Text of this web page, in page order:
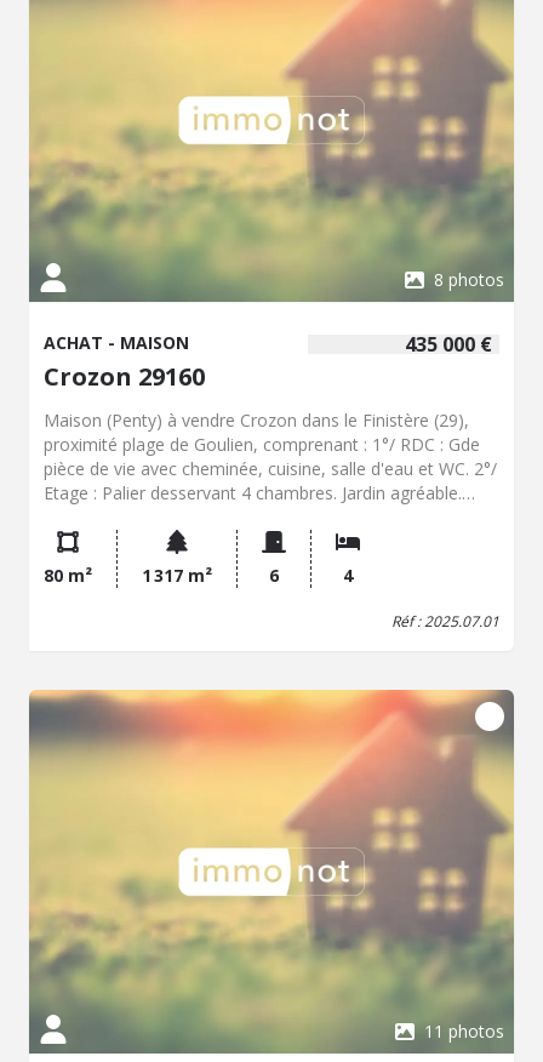
8 photos
435 000 €
ACHAT - MAISON
Crozon 29160
Maison (Penty) à vendre Crozon dans le Finistère (29),
proximité plage de Goulien, comprenant : 1°/ RDC : Gde
pièce de vie avec cheminée, cuisine, salle d'eau et WC. 2°/
Etage : Palier desservant 4 chambres. Jardin agréable.
80 m² 1 317 m² 6 4
Réf : 2025.07.01
11 photos